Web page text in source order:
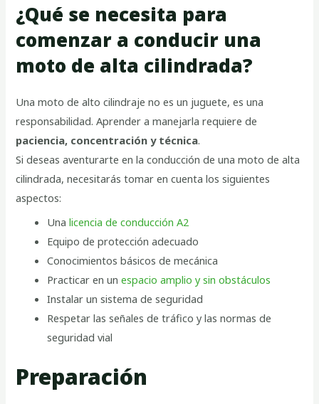
¿Qué se necesita para
comenzar a conducir una
moto de alta cilindrada?
Una moto de alto cilindraje no es un juguete, es una
responsabilidad. Aprender a manejarla requiere de
paciencia, concentración y técnica.
Si deseas aventurarte en la conducción de una moto de alta
cilindrada, necesitarás tomar en cuenta los siguientes
aspectos:
Unalicencia de conducción A2
Equipo de protección adecuado
Conocimientos básicos de mecánica
Practicar en unespacio amplio y sin obstáculos
Instalar un sistema de seguridad
Respetar las señales de tráfico y las normas de
seguridad vial
Preparación